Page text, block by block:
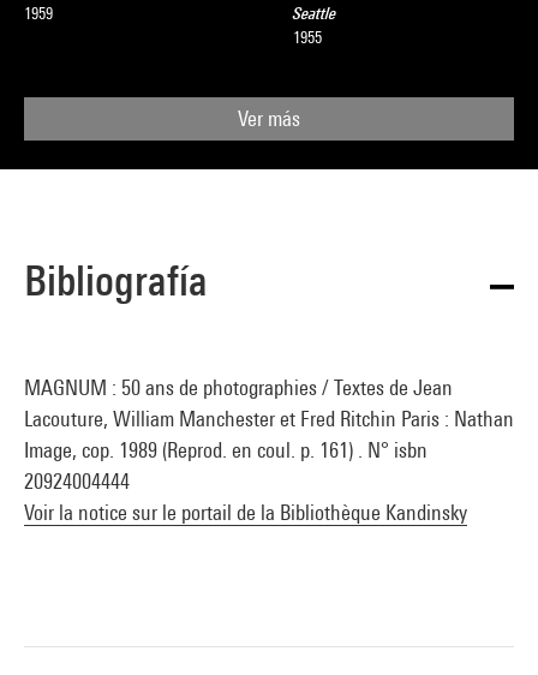
1959
Seattle
1955
Ver más
Bibliografía
MAGNUM : 50 ans de photographies / Textes de Jean
Lacouture, William Manchester et Fred Ritchin Paris : Nathan
Image, cop. 1989 (Reprod. en coul. p. 161) . N° isbn
20924004444
Voir la notice sur le portail de la Bibliothèque Kandinsky